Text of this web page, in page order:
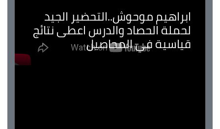
ابراهيم موحوش..التحضير الجيد
لحملة الحصاد والدرس اعطى نتائج
قياسية في المحاصيل